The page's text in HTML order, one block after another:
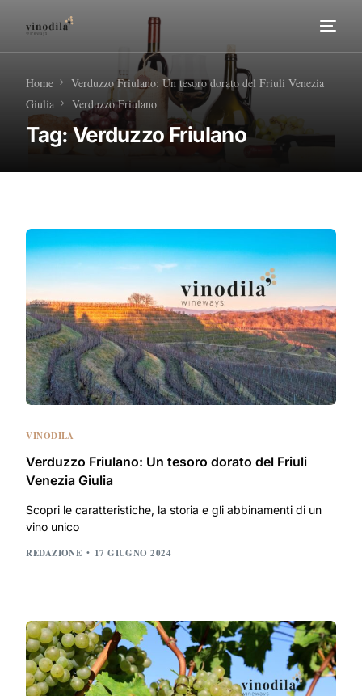
Home
Verduzzo Friulano: Un tesoro dorato del Friuli Venezia
Giulia
Verduzzo Friulano
Tag: Verduzzo Friulano
VINODILA
Verduzzo Friulano: Un tesoro dorato del Friuli
Venezia Giulia
Scopri le caratteristiche, la storia e gli abbinamenti di un
vino unico
REDAZIONE 17 GIUGNO 2024
Home
Tour Enogastronomici